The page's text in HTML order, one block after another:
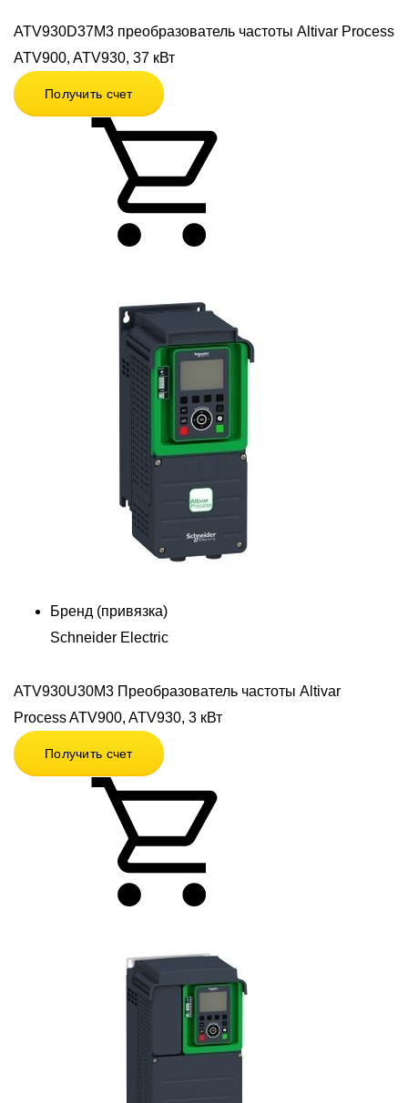
ATV930D37M3 преобразователь частоты Altivar Process
ATV900, ATV930, 37 кВт
Получить счет
Бренд (привязка)
Schneider Electric
ATV930U30M3 Преобразователь частоты Altivar
Process ATV900, ATV930, 3 кВт
Получить счет